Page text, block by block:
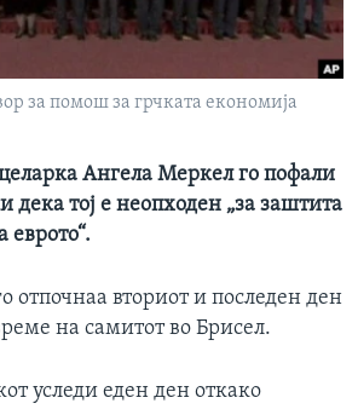
за помош за грчката економија
Ангела Меркел го пофали
дека тој е неопходен „за заштита
еврото“.
отпочнаа вториот и последен ден
на самитот во Брисел.
уследи еден ден откако